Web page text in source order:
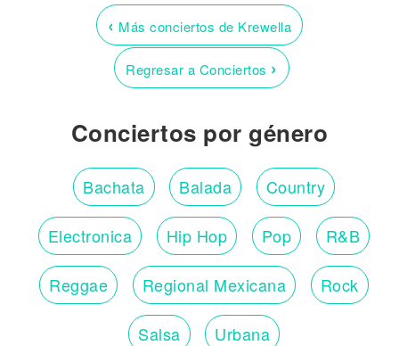
‹ Más conciertos de Krewella
Regresar a Conciertos ›
Conciertos por género
Bachata Balada Country
Electronica Hip Hop Pop R&B
Reggae Regional Mexicana Rock
Salsa Urbana